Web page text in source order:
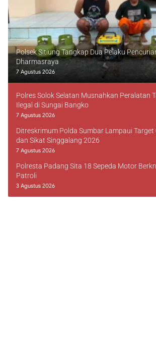
Polsek Sitiung Tangkap Dua Pelaku
Dharmasraya
7 Agustus 2026
Polres Solok Selatan Musnahkan Peralatan
Ilegal di Sungai Bangko
7 Agustus 2026
Ditreskrimum Polda Sumbar Lampaui Target
dan Sikat Singgalang 2026
7 Agustus 2026
Polresta Padang Sita 18 Sepeda Motor
Patroli
3 Agustus 2026